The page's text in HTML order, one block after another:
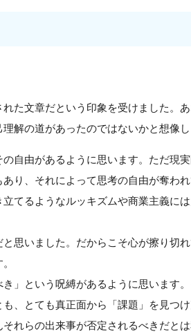
た文章だという印象を受けました。
解の道があったのではないかと想像し
自由があるように思います。ただ現
り、それによって思考の自由が奪わ
てるようなルッキズムや商業主義に
思いました。だからこそ心が擦り切
」という呪縛があるように思います。
、とても真正面から「課題」を見つ
れらの出来事が否定されるべきだと